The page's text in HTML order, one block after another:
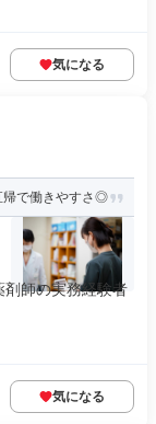
気になる
帰で働きやすさ◎
師の実務経験者
気になる